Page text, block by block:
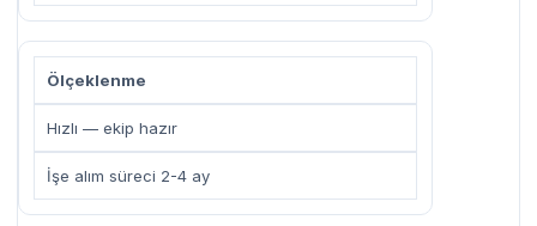
Ölçeklenme
Hızlı — ekip hazır
İşe alım süreci 2-4 ay